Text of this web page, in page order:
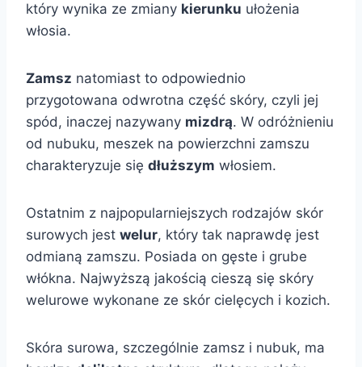
który wynika ze zmiany kierunku ułożenia
włosia.
Zamsz natomiast to odpowiednio
przygotowana odwrotna część skóry, czyli jej
spód, inaczej nazywany mizdrą. W odróżnieniu
od nubuku, meszek na powierzchni zamszu
charakteryzuje się dłuższym włosiem.
Ostatnim z najpopularniejszych rodzajów skór
surowych jest welur, który tak naprawdę jest
odmianą zamszu. Posiada on gęste i grube
włókna. Najwyższą jakością cieszą się skóry
welurowe wykonane ze skór cielęcych i kozich.
Skóra surowa, szczególnie zamsz i nubuk, ma